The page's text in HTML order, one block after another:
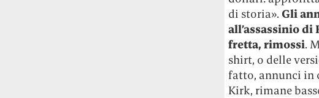
di storia». Gli
all’assassinio
fretta, rimossi.
shirt, o delle
fatto, annunci in
Kirk, rimane